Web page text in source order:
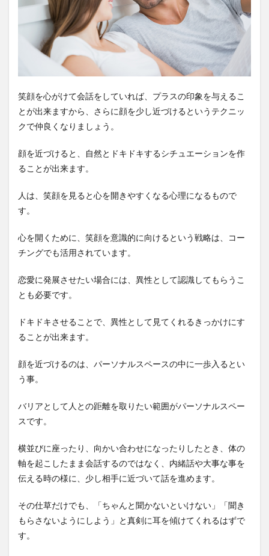
笑顔を心がけて会話をしていれば、プラスの印象を与えるこ
とが出来ますから、さらに顔を少し近づけるというテクニッ
クで仲良くなりましょう。
顔を近づけると、自然とドキドキするシチュエーションを作
ることが出来ます。
人は、笑顔を見ると心を開きやすくなる心理になるもので
す。
心を開くために、笑顔を意識的に向けるという戦略は、コー
チングでも活用されています。
恋愛に発展させたい場合には、異性として認識してもらうこ
とも必要です。
ドキドキさせることで、異性として見てくれるきっかけにす
ることが出来ます。
顔を近づけるのは、パーソナルスペースの中に一歩入るとい
う事。
バリアとして人との距離を取りたい範囲がパーソナルスペー
スです。
横並びに座ったり、向かい合わせになったりしたとき、体の
軸を起こしたまま会話するのではなく、内緒話や大事な事を
伝える時の様に、少し相手に近づいて話を進めます。
その仕草だけでも、「ちゃんと聞かないといけない」「聞き
もらさないようにしよう」と真剣に耳を傾けてくれるはずで
す。